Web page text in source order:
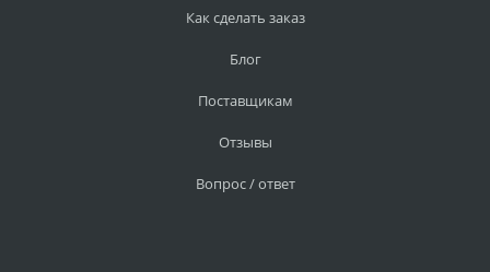
Как сделать заказ
Блог
Поставщикам
Отзывы
Вопрос / ответ